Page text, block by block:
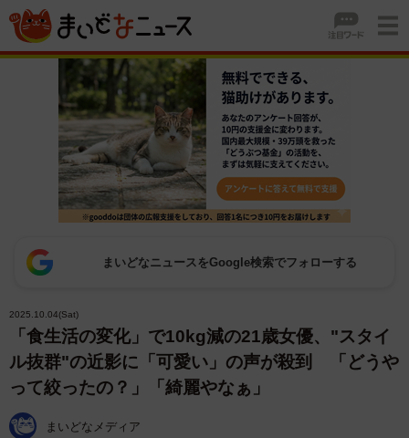
まいどなニュースをGoogle検索でフォローする
2025.10.04(Sat)
「食生活の変化」で10kg減の21歳女優、"スタイ
ル抜群"の近影に「可愛い」の声が殺到 「どうや
って絞ったの？」「綺麗やなぁ」
まいどなメディア